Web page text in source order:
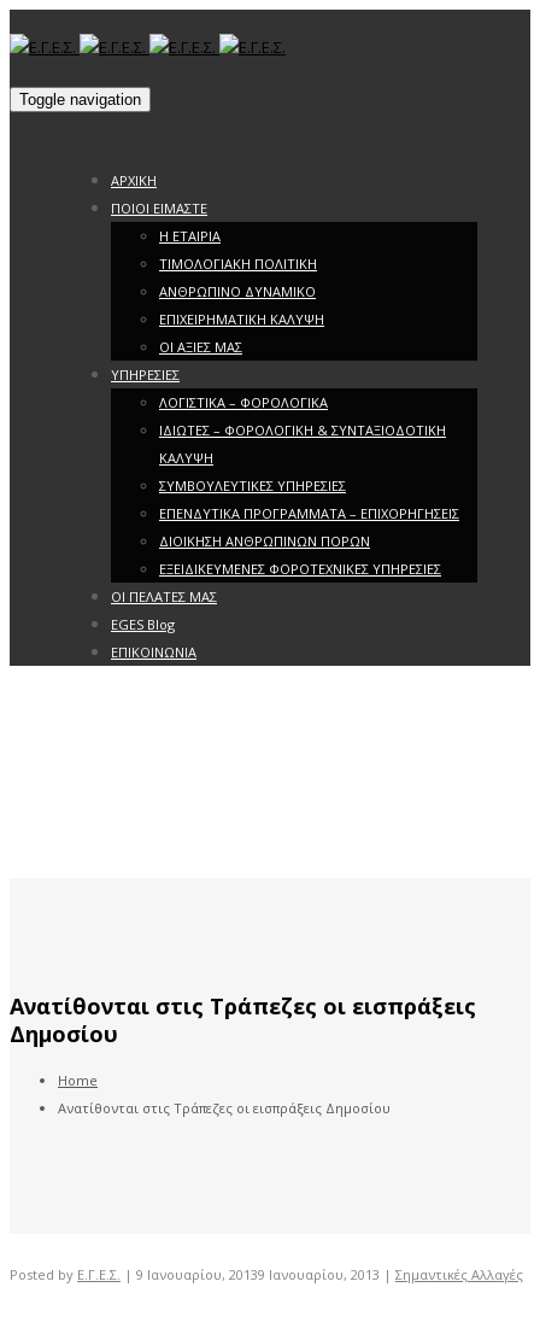
Toggle navigation
ΑΡΧΙΚΗ
ΠΟΙΟΙ ΕΙΜΑΣΤΕ
Η ΕΤΑΙΡΙΑ
ΤΙΜΟΛΟΓΙΑΚΗ ΠΟΛΙΤΙΚΗ
ΑΝΘΡΩΠΙΝΟ ΔΥΝΑΜΙΚΟ
ΕΠΙΧΕΙΡΗΜΑΤΙΚΗ ΚΑΛΥΨΗ
ΟΙ ΑΞΙΕΣ ΜΑΣ
ΥΠΗΡΕΣΙΕΣ
ΛΟΓΙΣΤΙΚΑ – ΦΟΡΟΛΟΓΙΚΑ
ΙΔΙΩΤΕΣ – ΦΟΡΟΛΟΓΙΚΗ & ΣΥΝΤΑΞΙΟΔΟΤΙΚΗ
ΚΑΛΥΨΗ
ΣΥΜΒΟΥΛΕΥΤΙΚΕΣ ΥΠΗΡΕΣΙΕΣ
ΕΠΕΝΔΥΤΙΚΑ ΠΡΟΓΡΑΜΜΑΤΑ – ΕΠΙΧΟΡΗΓΗΣΕΙΣ
ΔΙΟΙΚΗΣΗ ΑΝΘΡΩΠΙΝΩΝ ΠΟΡΩΝ
ΕΞΕΙΔΙΚΕΥΜΕΝΕΣ ΦΟΡΟΤΕΧΝΙΚΕΣ ΥΠΗΡΕΣΙΕΣ
ΟΙ ΠΕΛΑΤΕΣ ΜΑΣ
EGES Blog
ΕΠΙΚΟΙΝΩΝΙΑ
Ανατίθονται στις Τράπεζες οι εισπράξεις
Δημοσίου
Home
Ανατίθονται στις Τράπεζες οι εισπράξεις Δημοσίου
Posted by Ε.Γ.Ε.Σ. | 9 Ιανουαρίου, 20139 Ιανουαρίου, 2013 | Σημαντικές Αλλαγές